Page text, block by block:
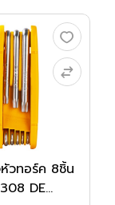
วทอร์ค 8ชิ้น
DE...